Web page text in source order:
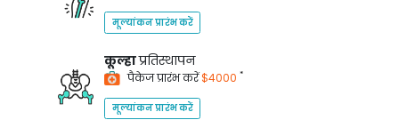
मूल्यांकन प्रारंभ करें
कूल्हाप्रतिस्थापन
पैकेज प्रारंभ करें$4000 *
मूल्यांकन प्रारंभ करें